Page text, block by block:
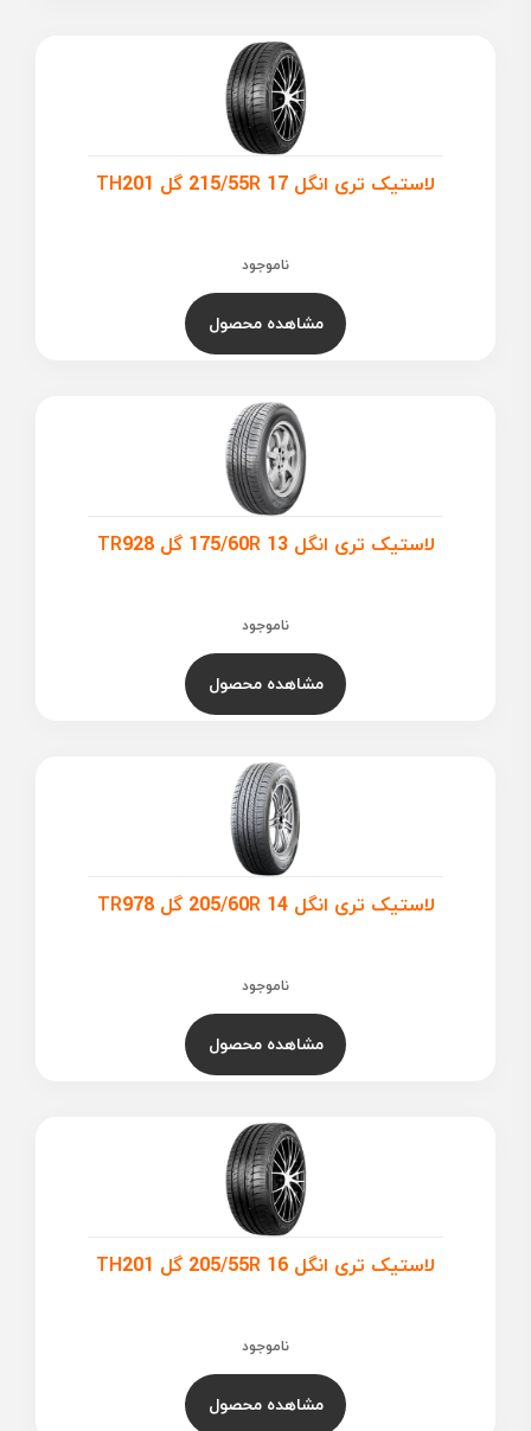
لاستیک تری انگل 215/55R 17 گل TH201
ناموجود
مشاهده محصول
لاستیک تری انگل 175/60R 13 گل TR928
ناموجود
مشاهده محصول
لاستیک تری انگل 205/60R 14 گل TR978
ناموجود
مشاهده محصول
لاستیک تری انگل 205/55R 16 گل TH201
ناموجود
مشاهده محصول